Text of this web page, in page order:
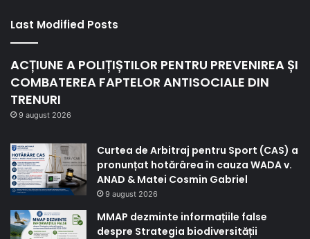
Last Modified Posts
ACȚIUNE A POLIȚIȘTILOR PENTRU PREVENIREA ȘI
COMBATEREA FAPTELOR ANTISOCIALE DIN
TRENURI
9 august 2026
Curtea de Arbitraj pentru Sport (CAS) a
pronunțat hotărârea în cauza WADA v.
ANAD & Matei Cosmin Gabriel
9 august 2026
MMAP dezminte informațiile false
despre Strategia biodiversității